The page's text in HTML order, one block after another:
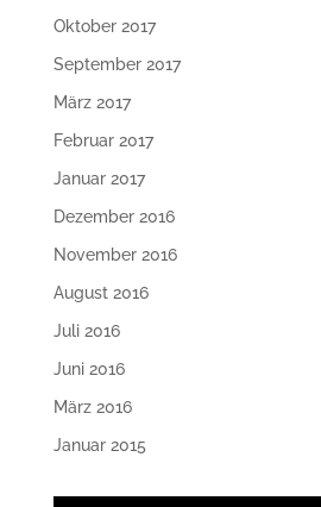
Oktober 2017
September 2017
März 2017
Februar 2017
Januar 2017
Dezember 2016
November 2016
August 2016
Juli 2016
Juni 2016
März 2016
Januar 2015